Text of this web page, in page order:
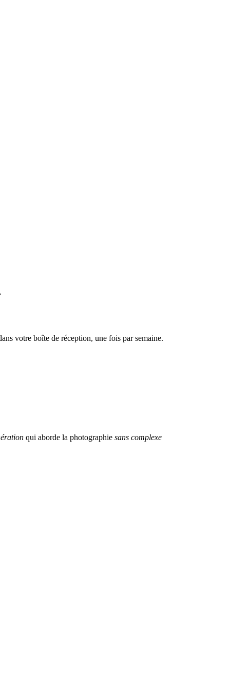
votre boîte de réception, une fois par semaine.
qui aborde la photographie sans complexe